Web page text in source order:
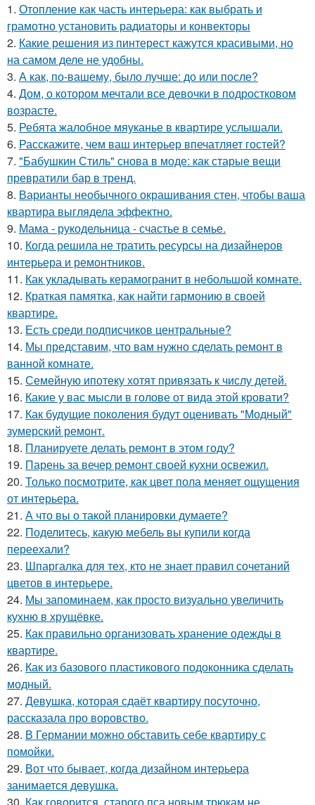
1. Отопление как часть интерьера: как выбрать и
грамотно установить радиаторы и конвекторы
2. Какие решения из пинтерест кажутся красивыми, но
на самом деле не удобны.
3. А как, по-вашему, было лучше: до или после?
4. Дом, о котором мечтали все девочки в подростковом
возрасте.
5. Ребята жалобное мяуканье в квартире услышали.
6. Расскажите, чем ваш интерьер впечатляет гостей?
7. "Бабушкин Стиль" снова в моде: как старые вещи
превратили бар в тренд.
8. Варианты необычного окрашивания стен, чтобы ваша
квартира выглядела эффектно.
9. Мама - рукодельница - счастье в семье.
10. Когда решила не тратить ресурсы на дизайнеров
интерьера и ремонтников.
11. Как укладывать керамогранит в небольшой комнате.
12. Краткая памятка, как найти гармонию в своей
квартире.
13. Есть среди подписчиков центральные?
14. Мы представим, что вам нужно сделать ремонт в
ванной комнате.
15. Семейную ипотеку хотят привязать к числу детей.
16. Какие у вас мысли в голове от вида этой кровати?
17. Как будущие поколения будут оценивать "Модный"
зумерский ремонт.
18. Планируете делать ремонт в этом году?
19. Парень за вечер ремонт своей кухни освежил.
20. Только посмотрите, как цвет пола меняет ощущения
от интерьера.
21. А что вы о такой планировки думаете?
22. Поделитесь, какую мебель вы купили когда
переехали?
23. Шпаргалка для тех, кто не знает правил сочетаний
цветов в интерьере.
24. Мы запоминаем, как просто визуально увеличить
кухню в хрущёвке.
25. Как правильно организовать хранение одежды в
квартире.
26. Как из базового пластикового подоконника сделать
модный.
27. Девушка, которая сдаёт квартиру посуточно,
рассказала про воровство.
28. В Германии можно обставить себе квартиру с
помойки.
29. Вот что бывает, когда дизайном интерьера
занимается девушка.